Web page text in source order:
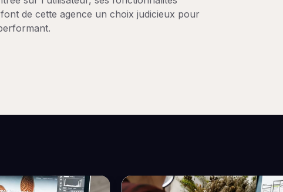
de cette agence un choix judicieux pour